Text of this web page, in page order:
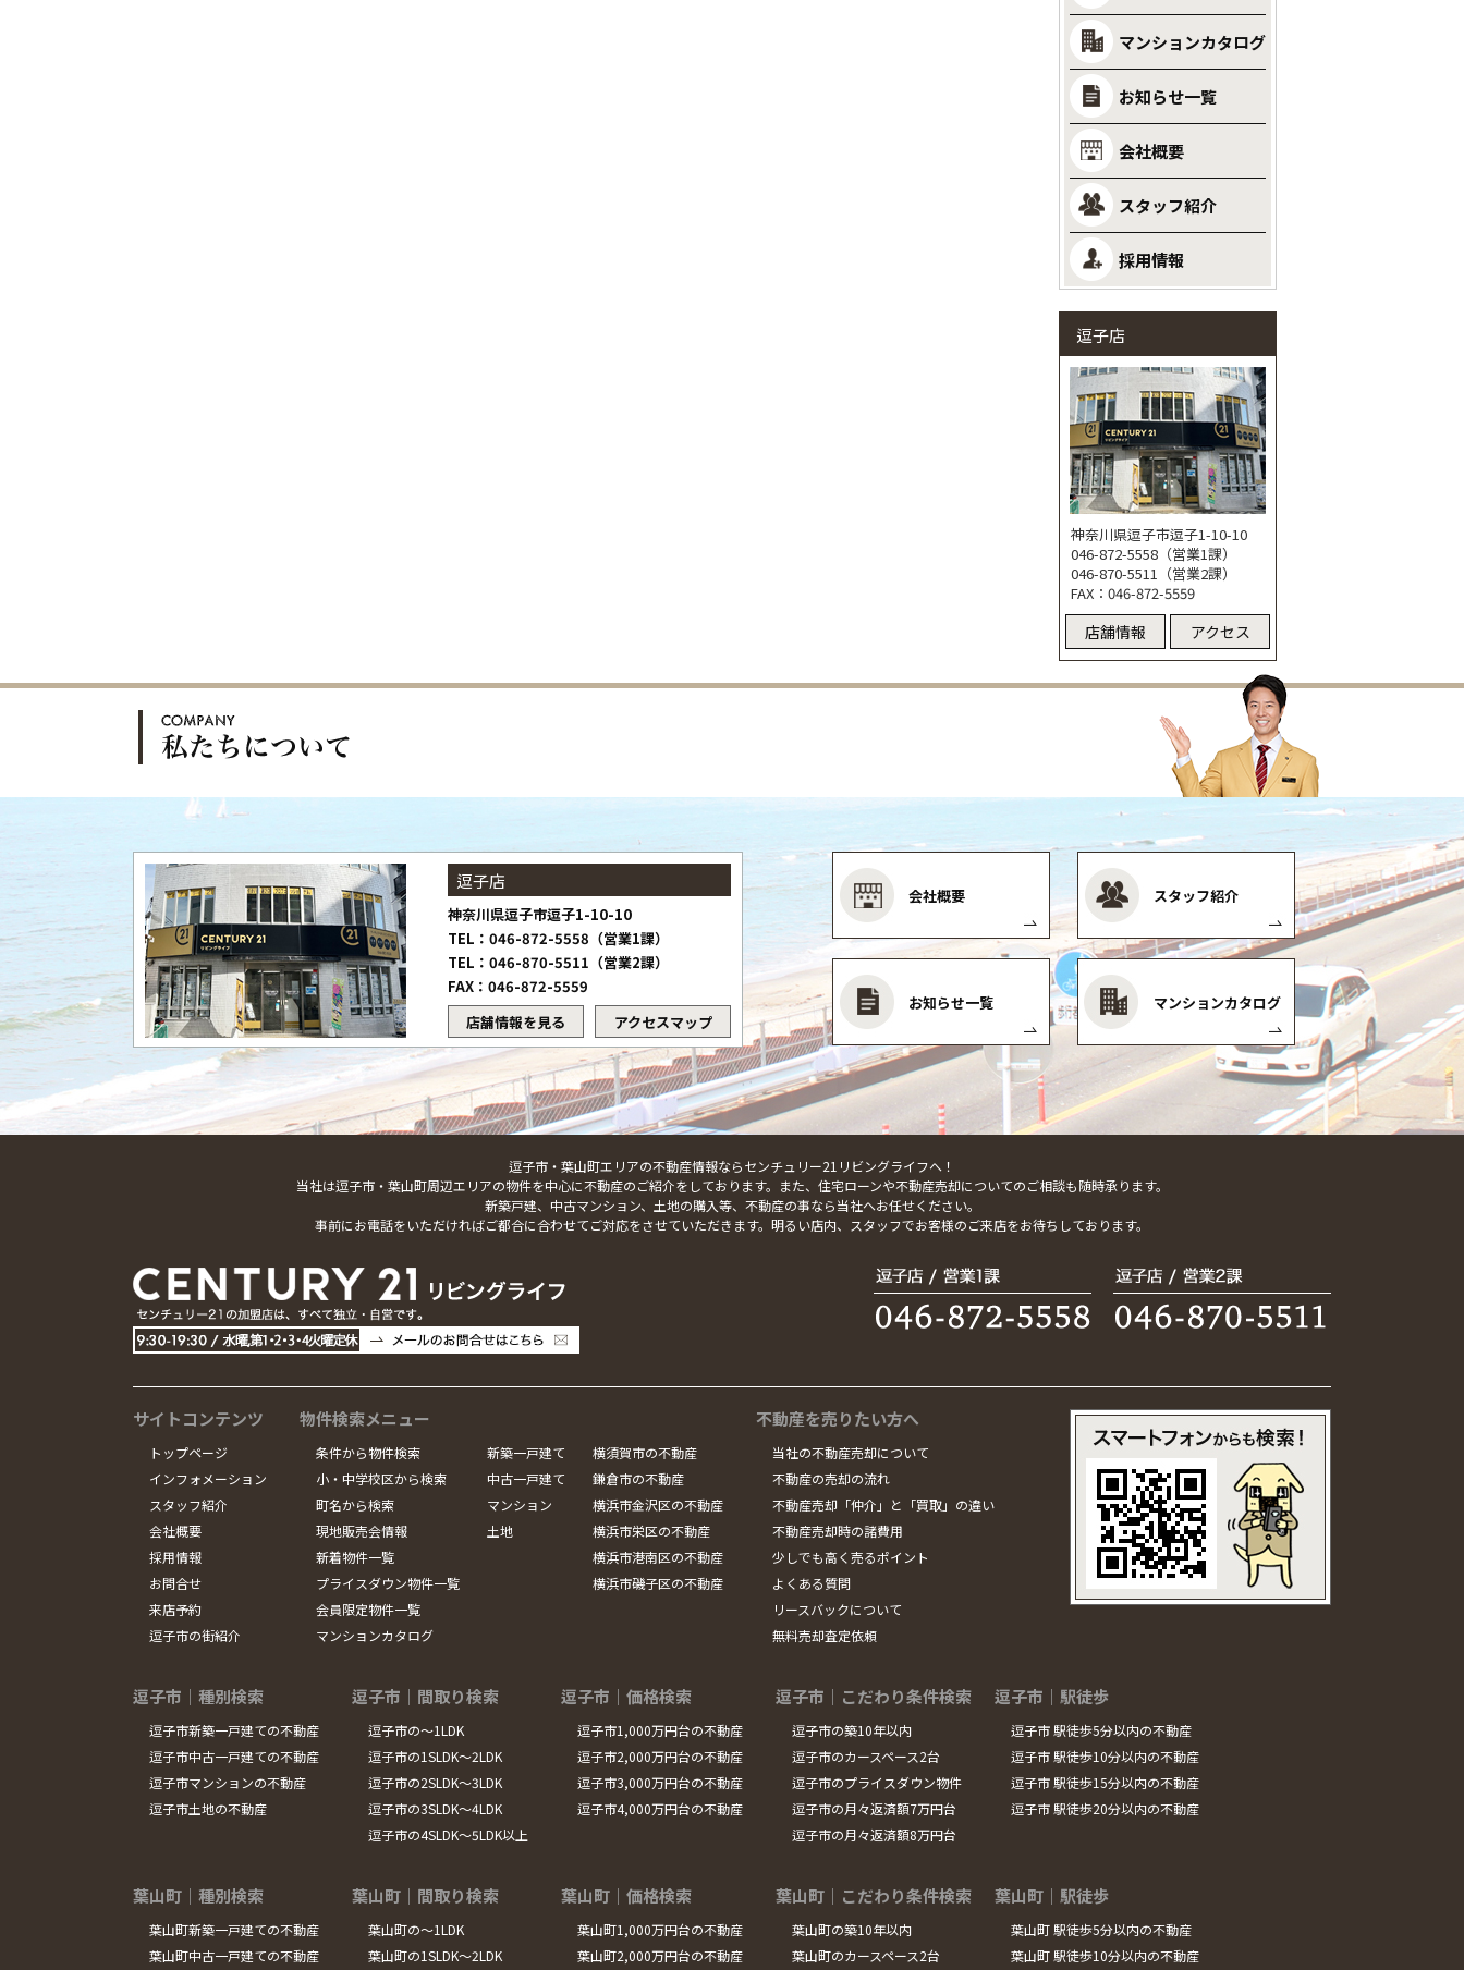
マンションカタログ
お知らせ一覧
会社概要
スタッフ紹介
採用情報
逗子店
神奈川県逗子市逗子1-10-10
046-872-5558（営業1課）
046-870-5511（営業2課）
FAX：046-872-5559
店舗情報 アクセス
逗子店
神奈川県逗子市逗子1-10-10
TEL：046-872-5558（営業1課）
TEL：046-870-5511（営業2課）
FAX：046-872-5559
店舗情報を見る
アクセスマップ
会社概要 スタッフ紹介
お知らせ一覧 マンションカタログ
逗子市・葉山町エリアの不動産情報ならセンチュリー21リビングライフへ！
当社は逗子市・葉山町周辺エリアの物件を中心に不動産のご紹介をしております。また、住宅ローンや不動産売却についてのご相談も随時承ります。
新築戸建、中古マンション、土地の購入等、不動産の事なら当社へお任せください。
事前にお電話をいただければご都合に合わせてご対応をさせていただきます。明るい店内、スタッフでお客様のご来店をお待ちしております。
サイトコンテンツ
トップページ
インフォメーション
スタッフ紹介
会社概要
採用情報
お問合せ
来店予約
逗子市の街紹介
物件検索メニュー
条件から物件検索
小・中学校区から検索
町名から検索
現地販売会情報
新着物件一覧
プライスダウン物件一覧
会員限定物件一覧
マンションカタログ
新築一戸建て
中古一戸建て
マンション
土地
横須賀市の不動産
鎌倉市の不動産
横浜市金沢区の不動産
横浜市栄区の不動産
横浜市港南区の不動産
横浜市磯子区の不動産
不動産を売りたい方へ
当社の不動産売却について
不動産の売却の流れ
不動産売却「仲介」と「買取」の違い
不動産売却時の諸費用
少しでも高く売るポイント
よくある質問
リースバックについて
無料売却査定依頼
逗子市｜種別検索
逗子市新築一戸建ての不動産
逗子市中古一戸建ての不動産
逗子市マンションの不動産
逗子市土地の不動産
逗子市｜間取り検索
逗子市の～1LDK
逗子市の1SLDK～2LDK
逗子市の2SLDK～3LDK
逗子市の3SLDK～4LDK
逗子市の4SLDK～5LDK以上
逗子市｜価格検索
逗子市1,000万円台の不動産
逗子市2,000万円台の不動産
逗子市3,000万円台の不動産
逗子市4,000万円台の不動産
逗子市｜こだわり条件検索
逗子市の築10年以内
逗子市のカースペース2台
逗子市のプライスダウン物件
逗子市の月々返済額7万円台
逗子市の月々返済額8万円台
逗子市｜駅徒歩
逗子市 駅徒歩5分以内の不動産
逗子市 駅徒歩10分以内の不動産
逗子市 駅徒歩15分以内の不動産
逗子市 駅徒歩20分以内の不動産
葉山町｜種別検索
葉山町新築一戸建ての不動産
葉山町中古一戸建ての不動産
葉山町｜間取り検索
葉山町の～1LDK
葉山町の1SLDK～2LDK
葉山町｜価格検索
葉山町1,000万円台の不動産
葉山町2,000万円台の不動産
葉山町｜こだわり条件検索
葉山町の築10年以内
葉山町のカースペース2台
葉山町｜駅徒歩
葉山町 駅徒歩5分以内の不動産
葉山町 駅徒歩10分以内の不動産